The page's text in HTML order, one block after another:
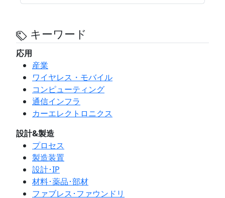
キーワード
応用
産業
ワイヤレス・モバイル
コンピューティング
通信インフラ
カーエレクトロニクス
設計&製造
プロセス
製造装置
設計･IP
材料･薬品･部材
ファブレス･ファウンドリ